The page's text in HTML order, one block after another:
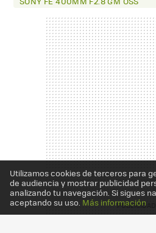
Utilizamos cookies de terceros para
de audiencia y mostrar publicidad
analizando tu navegación. Si sigues
aceptando su uso. Más información